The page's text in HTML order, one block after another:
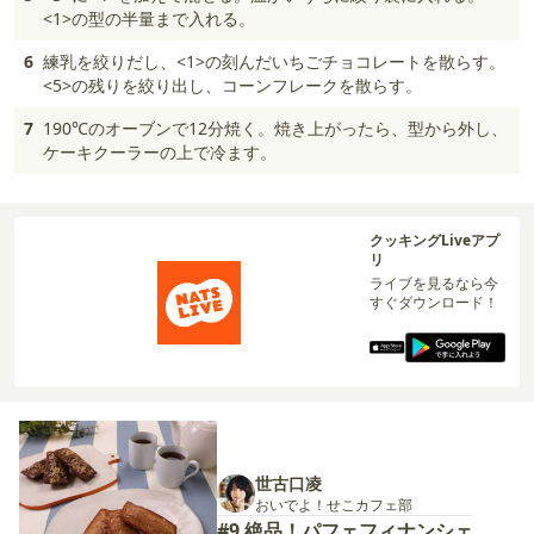
<1>の型の半量まで入れる。
6 練乳を絞りだし、<1>の刻んだいちごチョコレートを散らす。
<5>の残りを絞り出し、コーンフレークを散らす。
7 190℃のオーブンで12分焼く。焼き上がったら、型から外し、
ケーキクーラーの上で冷ます。
クッキングLiveアプ
リ
ライブを見るなら今
すぐダウンロード！
世古口凌
おいでよ！せこカフェ部